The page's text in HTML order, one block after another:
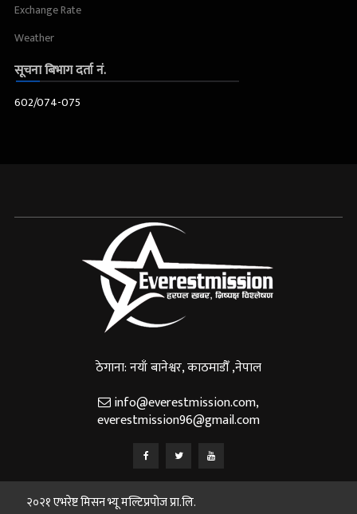
Exchange Rate
Weather
सूचना बिभाग दर्ता नं.
602/074-075
ठेगाना: नयाँ बानेश्वर, काठमाडौँ ,नेपाल
info@everestmission.com,
everestmission96@gmail.com
२०२१ एभरेष्ट मिसन भ्यू मल्टिप्रपोज प्रा.लि.